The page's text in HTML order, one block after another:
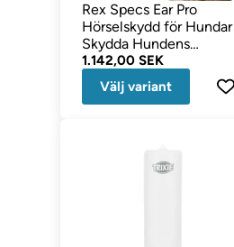
Rex Specs Ear Pro
Hörselskydd för Hundar
Skydda Hundens
Hörsel Coyote
1.142,00 SEK
Välj variant